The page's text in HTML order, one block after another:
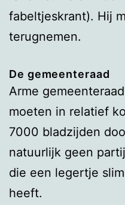
fabeltjeskrant). Hij
terugnemen.
De gemeenteraad
Arme
moeten in relatief
7000 bladzijden
natuurlijk geen
die een legertje
heeft.